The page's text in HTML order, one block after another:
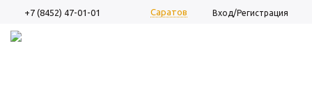
Саратов
+7 (8452) 47-01-01 Вход/Регистрация